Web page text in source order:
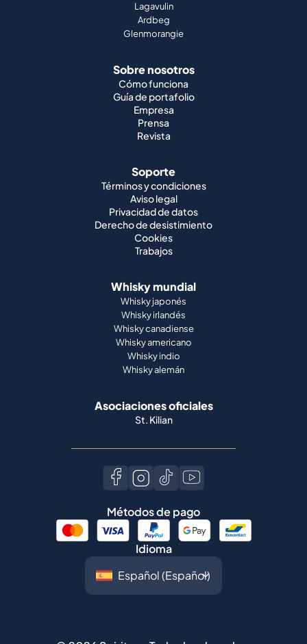
Lagavulin
Ardbeg
Glenmorangie
Sobre nosotros
Cómo funciona
Guía de portafolio
Empresa
Prensa
Revista
Soporte
Términos y condiciones
Aviso legal
Privacidad de datos
Derecho de desistimiento
Cookies
Trabajos
Whisky mundial
Whisky japonés
Whisky irlandés
Whisky canadiense
Whisky americano
Whisky indio
Whisky alemán
Asociaciones oficiales
St. Kilian
Métodos de pago
Idioma